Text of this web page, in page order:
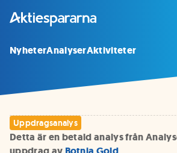
NyheterAnalyserAktiviteter
Uppdragsanalys
Detta är en betald analys från